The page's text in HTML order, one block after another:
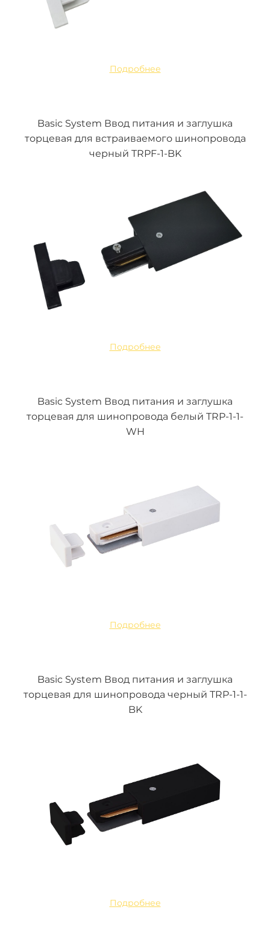
Подробнее
Basic System Ввод питания и заглушка
торцевая для встраиваемого шинопровода
черный TRPF-1-BK
Подробнее
Basic System Ввод питания и заглушка
торцевая для шинопровода белый TRP-1-1-
WH
Подробнее
Basic System Ввод питания и заглушка
торцевая для шинопровода черный TRP-1-1-
BK
Подробнее